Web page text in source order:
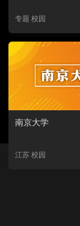
专题 校园
南京大学
江苏 校园